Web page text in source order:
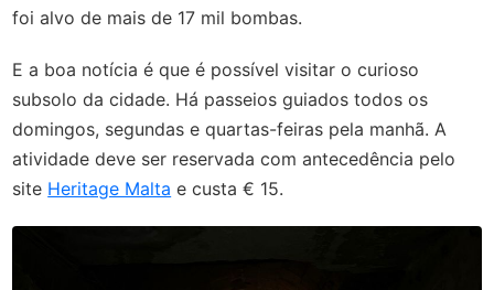
foi alvo de mais de 17 mil bombas.
E a boa notícia é que é possível visitar o curioso
subsolo da cidade. Há passeios guiados todos os
domingos, segundas e quartas-feiras pela manhã. A
atividade deve ser reservada com antecedência pelo
site Heritage Malta e custa € 15.